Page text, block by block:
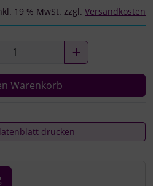
19 % MwSt. zzgl. Versandkosten
Warenkorb
drucken